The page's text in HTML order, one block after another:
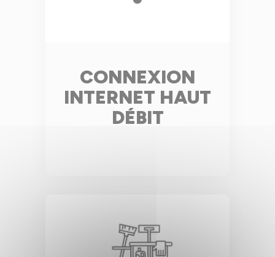
CONNEXION
INTERNET HAUT
DÉBIT